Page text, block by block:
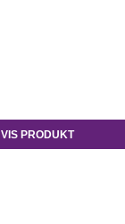
VIS PRODUKT